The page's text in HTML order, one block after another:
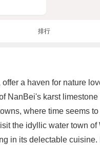
排行
a haven for nature
NanBei's karst limestone
where time seems
the idyllic water town
in its delectable